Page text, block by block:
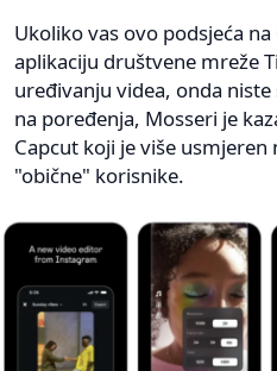
Ukoliko vas ovo podsjeća
aplikaciju društvene mreže
uređivanju videa, onda
na poređenja, Mosseri je
Capcut koji je više
"obične" korisnike.